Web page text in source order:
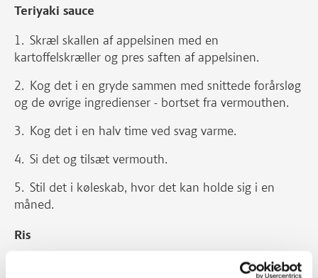
Teriyaki sauce
Skræl skallen af appelsinen med en
kartoffelskræller og pres saften af appelsinen.
Kog det i en gryde sammen med snittede forårsløg
og de øvrige ingredienser - bortset fra vermouthen.
Kog det i en halv time ved svag varme.
Si det og tilsæt vermouth.
Stil det i køleskab, hvor det kan holde sig i en
måned.
Ris
Kog risen efter anvisningen på emballagen.